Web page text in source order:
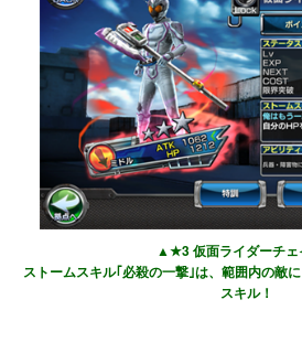
▲★3 仮面ライダーチェ
ストームスキル｢必殺の一撃｣は、範囲内の敵
スキル！